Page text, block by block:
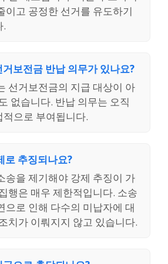
이고 공정한 선거를 유도하기
.
보전금 반납 의무가 있나요?
선거보전금의 지급 대상이 아
없습니다. 반납 의무는 오직
으로 부여됩니다.
로 추징되나요?
송을 제기해야 강제 추징이 가
행은 매우 제한적입니다. 소송
으로 인해 다수의 미납자에 대
치가 이뤄지지 않고 있습니다.